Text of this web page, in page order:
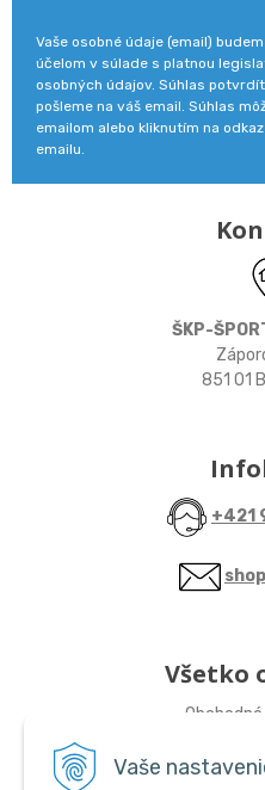
Vaše
Vaše osobné údaje (email)
účelom v súlade s platnou
osobných údajov. Súhlas
pošleme na váš email. Súhlas
emailom alebo kliknutím na
emailu.
ŠKP-
851 01
+421
Všetko